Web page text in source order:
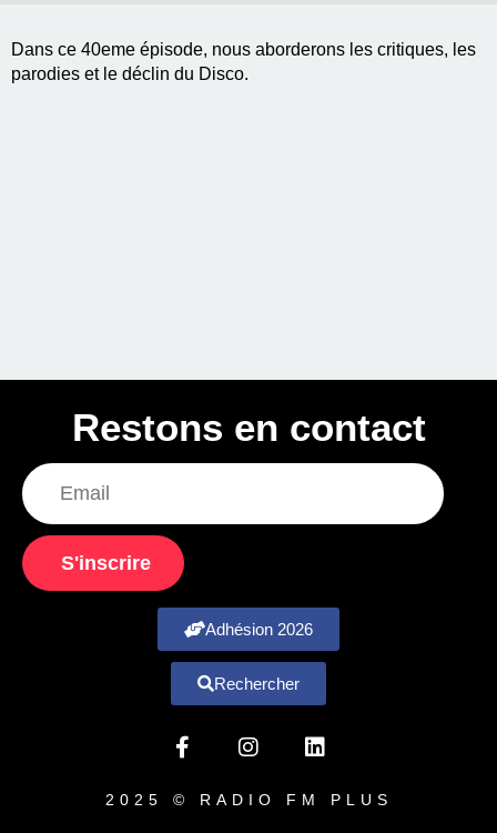
Dans ce 40eme épisode, nous aborderons les critiques, les
parodies et le déclin du Disco.
Restons en contact
S'inscrire
Adhésion 2026
Rechercher
2025 © RADIO FM PLUS